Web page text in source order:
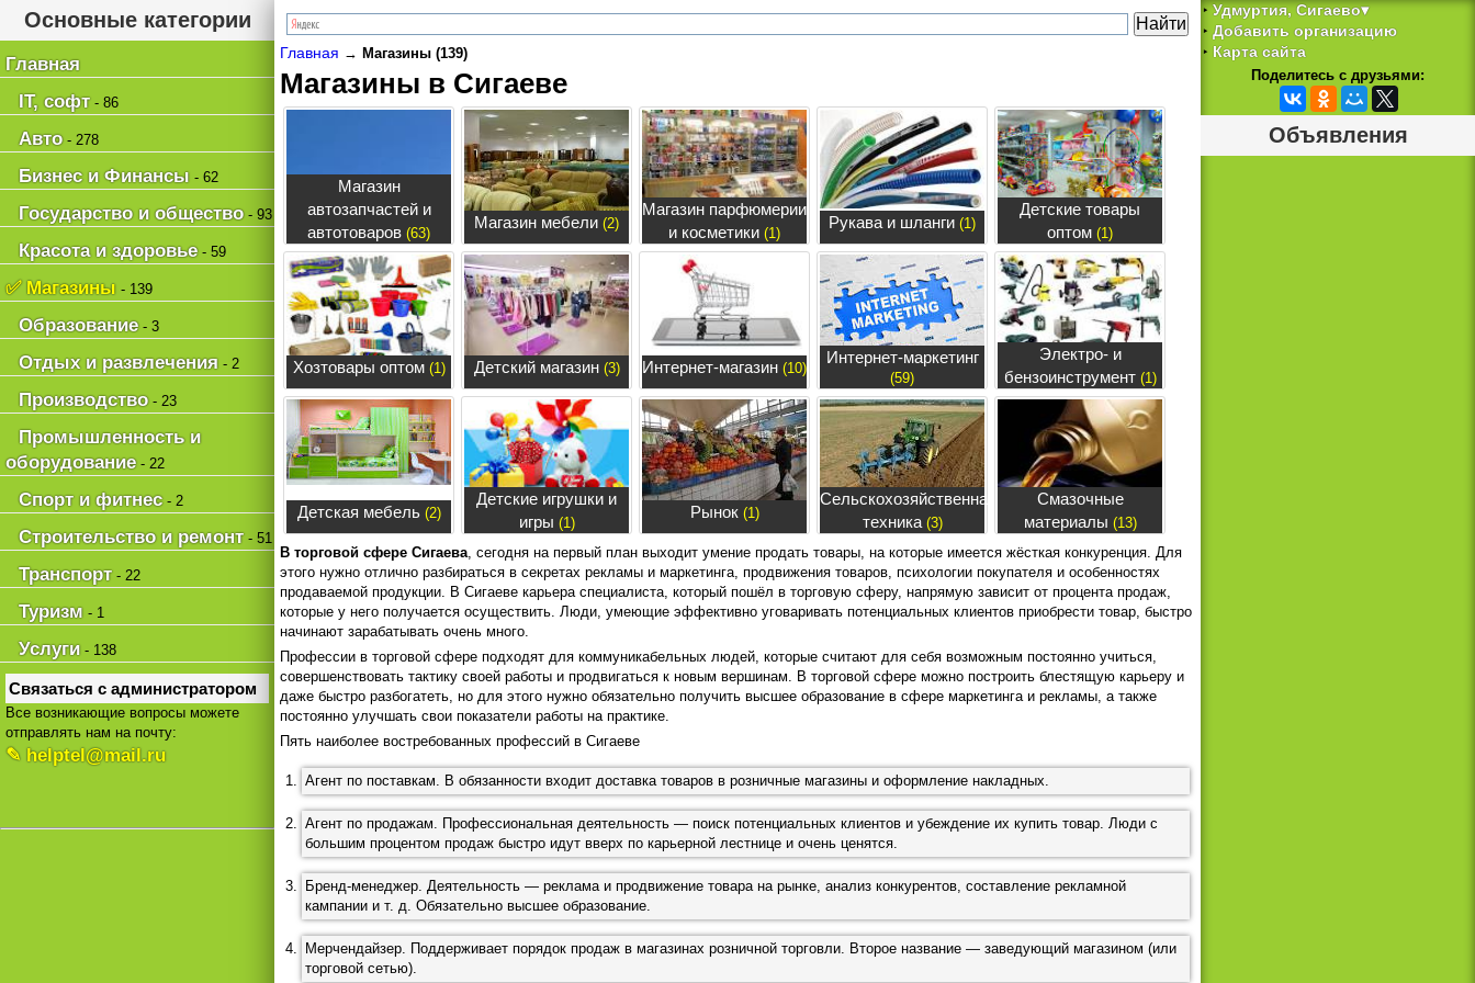
Основные категории
Главная
IT, софт- 86
Авто- 278
Бизнес и Финансы - 62
Государство и общество- 93
Красота и здоровье- 59
✅ Магазины - 139
Образование- 3
Отдых и развлечения - 2
Производство- 23
Промышленность и
оборудование- 22
Спорт и фитнес- 2
Строительство и ремонт- 51
Транспорт- 22
Туризм - 1
Услуги - 138
Связаться с администратором
Все возникающие вопросы можете
отправлять нам на почту:
✎ helptel@mail.ru
Главная → Магазины (139)
Магазины в Сигаеве
Магазин
автозапчастей и
автотоваров (63)
Магазин мебели (2)
Магазин парфюмерии
и косметики (1)
Рукава и шланги (1)
Детские товары
оптом (1)
Хозтовары оптом(1) Детский магазин(3) Интернет-магазин (10)
Интернет-маркетинг
(59)
Электро- и
бензоинструмент(1)
Детская мебель(2)
Детские игрушки и
игры (1)
Рынок(1)
Сельскохозяйственная
техника(3)
Смазочные
материалы (13)
В торговой сфере Сигаева, сегодня на первый план выходит умение продать товары, на которые имеется жёсткая конкуренция. Для
этого нужно отлично разбираться в секретах рекламы и маркетинга, продвижения товаров, психологии покупателя и особенностях
продаваемой продукции. В Сигаеве карьера специалиста, который пошёл в торговую сферу, напрямую зависит от процента продаж,
которые у него получается осуществить. Люди, умеющие эффективно уговаривать потенциальных клиентов приобрести товар, быстро
начинают зарабатывать очень много.
Профессии в торговой сфере подходят для коммуникабельных людей, которые считают для себя возможным постоянно учиться,
совершенствовать тактику своей работы и продвигаться к новым вершинам. В торговой сфере можно построить блестящую карьеру и
даже быстро разбогатеть, но для этого нужно обязательно получить высшее образование в сфере маркетинга и рекламы, а также
постоянно улучшать свои показатели работы на практике.
Пять наиболее востребованных профессий в Сигаеве
Агент по поставкам. В обязанности входит доставка товаров в розничные магазины и оформление накладных.
Агент по продажам. Профессиональная деятельность — поиск потенциальных клиентов и убеждение их купить товар. Люди с
большим процентом продаж быстро идут вверх по карьерной лестнице и очень ценятся.
Бренд-менеджер. Деятельность — реклама и продвижение товара на рынке, анализ конкурентов, составление рекламной
кампании и т. д. Обязательно высшее образование.
Мерчендайзер. Поддерживает порядок продаж в магазинах розничной торговли. Второе название — заведующий магазином (или
торговой сетью).
‣Удмуртия, Сигаево▾
‣ Добавить организацию
‣ Карта сайта
Поделитесь с друзьями:
Объявления